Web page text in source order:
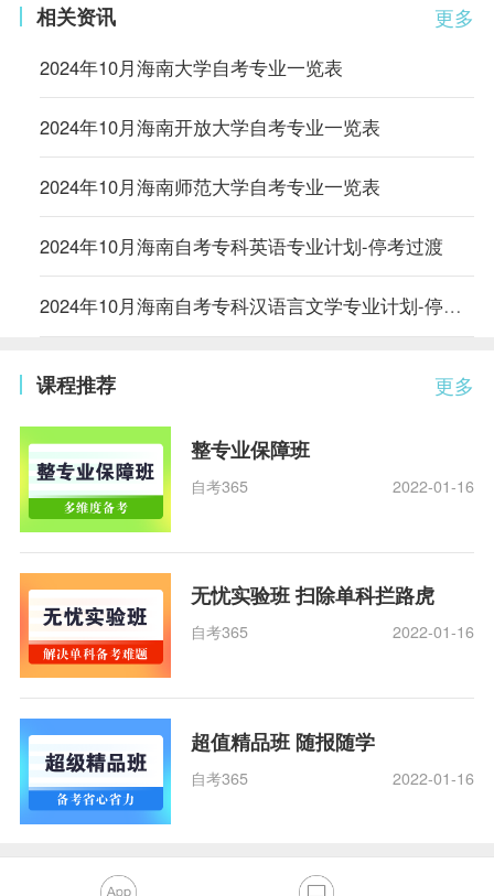
更多
相关资讯
2024年10月海南大学自考专业一览表
2024年10月海南开放大学自考专业一览表
2024年10月海南师范大学自考专业一览表
2024年10月海南自考专科英语专业计划-停考过渡
2024年10月海南自考专科汉语言文学专业计划-停考过渡
更多
课程推荐
整专业保障班
自考365 2022-01-16
无忧实验班 扫除单科拦路虎
自考365 2022-01-16
超值精品班 随报随学
自考365 2022-01-16